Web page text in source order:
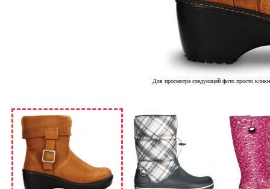
Для просмотра следующей фото просто